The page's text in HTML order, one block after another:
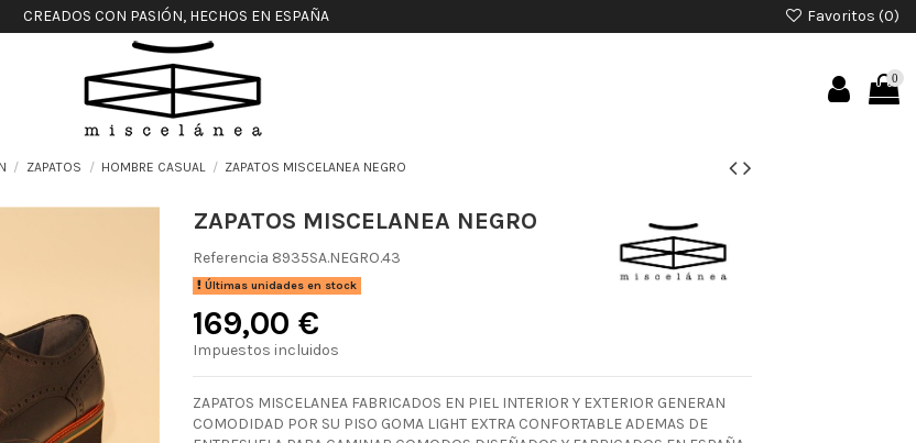
CREADOS CON PASIÓN, HECHOS EN ESPAÑA Favoritos (0)
0
ZAPATOS HOMBRE CASUAL ZAPATOS MISCELANEA NEGRO
ZAPATOS MISCELANEA NEGRO
Referencia 8935SA.NEGRO.43
Últimas unidades en stock
169,00 €
Impuestos incluidos
ZAPATOS MISCELANEA FABRICADOS EN PIEL INTERIOR Y EXTERIOR GENERAN
COMODIDAD POR SU PISO GOMA LIGHT EXTRA CONFORTABLE ADEMAS DE